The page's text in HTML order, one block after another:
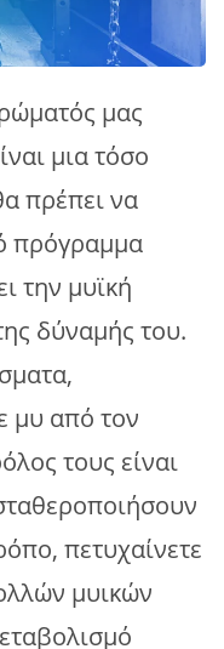
μας
μια τόσο
πρέπει να
πρόγραμμα
την μυϊκή
δύναμής του.
μυ από τον
τους είναι
πετυχαίνετε
μυικών